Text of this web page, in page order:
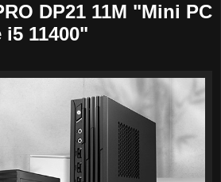
DP21 11M "Mini PC
11400"